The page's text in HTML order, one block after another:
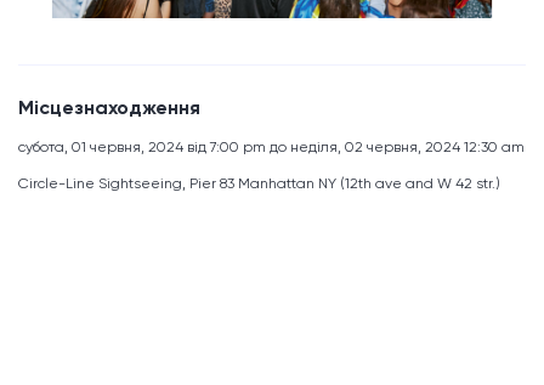
Місцезнаходження
субота, 01 червня, 2024 від 7:00 pm до неділя, 02 червня, 2024 12:30 am
Circle-Line Sightseeing, Pier 83 Manhattan NY (12th ave and W 42 str.)